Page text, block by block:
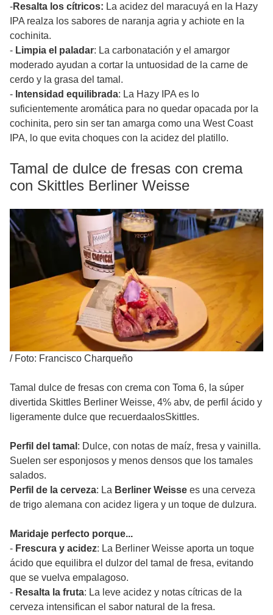
-Resalta los cítricos: La acidez del maracuyá en la Hazy
IPA realza los sabores de naranja agria y achiote en la
cochinita.
- Limpia el paladar: La carbonatación y el amargor
moderado ayudan a cortar la untuosidad de la carne de
cerdo y la grasa del tamal.
- Intensidad equilibrada: La Hazy IPA es lo
suficientemente aromática para no quedar opacada por la
cochinita, pero sin ser tan amarga como una West Coast
IPA, lo que evita choques con la acidez del platillo.
Tamal de dulce de fresas con crema
con Skittles Berliner Weisse
/ Foto: Francisco Charqueño
Tamal dulce de fresas con crema con Toma 6, la súper
divertida Skittles Berliner Weisse, 4% abv, de perfil ácido y
ligeramente dulce que recuerdaalosSkittles.
Perfil del tamal : Dulce, con notas de maíz, fresa y vainilla.
Suelen ser esponjosos y menos densos que los tamales
salados.
Perfil de la cerveza: La Berliner Weisse es una cerveza
de trigo alemana con acidez ligera y un toque de dulzura.
Maridaje perfecto porque...
- Frescura y acidez: La Berliner Weisse aporta un toque
ácido que equilibra el dulzor del tamal de fresa, evitando
que se vuelva empalagoso.
- Resalta la fruta: La leve acidez y notas cítricas de la
cerveza intensifican el sabor natural de la fresa.